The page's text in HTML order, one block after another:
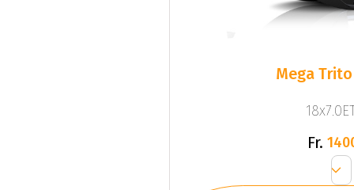
Mega
Fr.